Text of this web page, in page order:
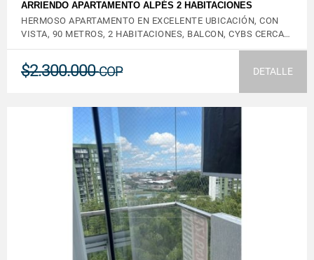
ARRIENDO APARTAMENTO ALPÉS 2 HABITACIONES
HERMOSO APARTAMENTO EN EXCELENTE UBICACIÓN, CON
VISTA, 90 METROS, 2 HABITACIONES, BALCON, CYBS CERCA…
$2.300.000COP DETALLE
VER DETALLES